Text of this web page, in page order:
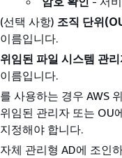
(선택 사항) 조직 단위
이름입니다.
위임된 파일 시스템 관
이름입니다.
를 사용하는 경우 AWS
위임된 관리자 또는 OU
지정해야 합니다.
자체 관리형 AD에 조인